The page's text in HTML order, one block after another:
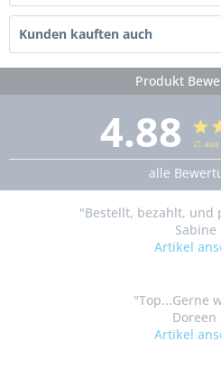
Kunden kauften auch
Produkt
4.88 ∅ aus
alle
"Bestellt, bezahlt, und
Sabine
Artikel
"Top...Gerne
Doreen
Artikel